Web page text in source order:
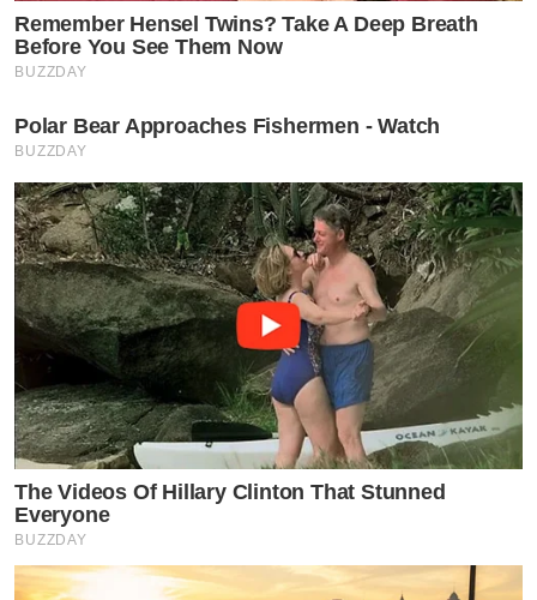
Remember Hensel Twins? Take A Deep Breath
Before You See Them Now
BUZZDAY
Polar Bear Approaches Fishermen - Watch
BUZZDAY
The Videos Of Hillary Clinton That Stunned
Everyone
BUZZDAY